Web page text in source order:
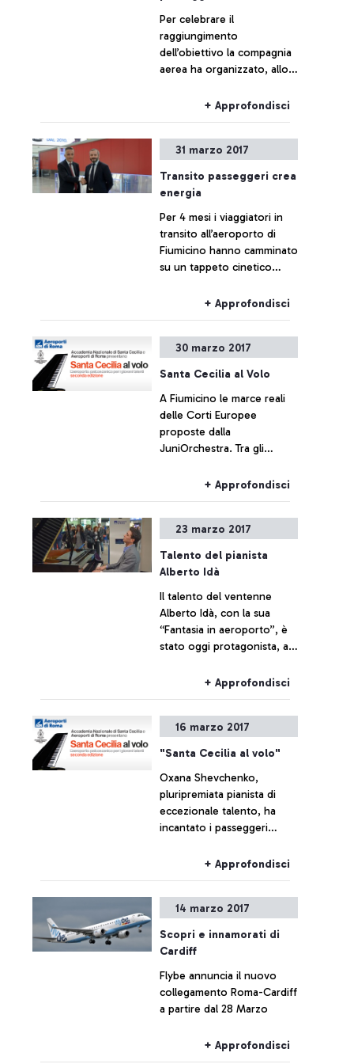
Per celebrare il
raggiungimento
dell’obiettivo la compagnia
aerea ha organizzato, allo
battezzata “#Vuelingfa17“
che al Terminal 3 ha
coinvolto i passeggeri.
+ Approfondisci
31 marzo 2017
Transito passeggeri crea
energia
Per 4 mesi i viaggiatori in
transito all’aeroporto di
Fiumicino hanno camminato
su un tappeto cinetico
Donata una Nissan Leaf al
Banco Farmaceutico Onlus.
+ Approfondisci
30 marzo 2017
Santa Cecilia al Volo
A Fiumicino le marce reali
delle Corti Europee
proposte dalla
JuniOrchestra. Tra gli
nuovo appuntamento
dell’iniziativa di ADR e
dell’Accademia S.Cecilia.
+ Approfondisci
23 marzo 2017
Talento del pianista
Alberto Idà
Il talento del ventenne
Alberto Idà, con la sua
“Fantasia in aeroporto”, è
stato oggi protagonista, al
Area d’imbarco E, di "Santa
Cecilia al volo".
+ Approfondisci
16 marzo 2017
"Santa Cecilia al volo"
Oxana Shevchenko,
pluripremiata pianista di
eccezionale talento, ha
incantato i passeggeri
musiche tratte dalle
“Stagioni” di Tchaikovsky e
dell’ “Uccello di fuoco” di
Stravinskij
+ Approfondisci
14 marzo 2017
Scopri e innamorati di
Cardiff
Flybe annuncia il nuovo
collegamento Roma-Cardiff
a partire dal 28 Marzo
+ Approfondisci